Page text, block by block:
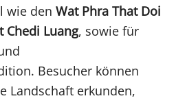
wie den Wat Phra That Doi
Chedi Luang, sowie für
Besucher können
Landschaft erkunden,